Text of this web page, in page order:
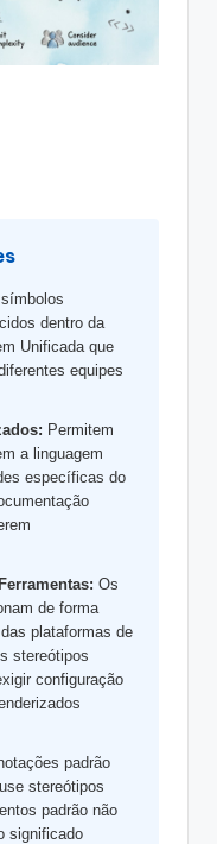
dentro da
Unificada que
equipes
Permitem
a linguagem
específicas do
Os
de forma
plataformas de
stereótipos
configuração
padrão
stereótipos
padrão não
significado